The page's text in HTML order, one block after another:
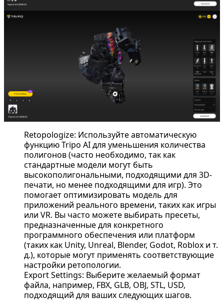
Retopologize: Используйте автоматическую
функцию Tripo AI для уменьшения количества
полигонов (часто необходимо, так как
стандартные модели могут быть
высокополигональными, подходящими для 3D-
печати, но менее подходящими для игр). Это
помогает оптимизировать модель для
приложений реального времени, таких как игры
или VR. Вы часто можете выбирать пресеты,
предназначенные для конкретного
программного обеспечения или платформ
(таких как Unity, Unreal, Blender, Godot, Roblox и т.
д.), которые могут применять соответствующие
настройки ретопологии.
Export Settings: Выберите желаемый формат
файла, например, FBX, GLB, OBJ, STL, USD,
подходящий для ваших следующих шагов.